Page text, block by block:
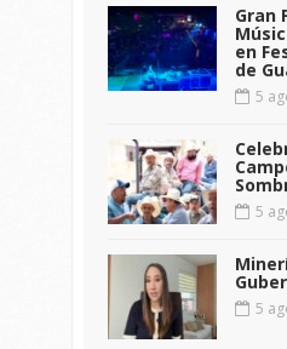
Gran
en
de
5
5
5